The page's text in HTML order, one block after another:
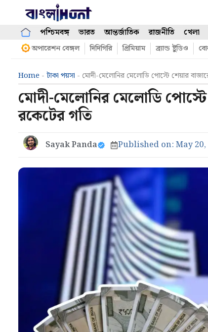
content
পশ্চিমবঙ্গ ভারত আন্তর্জাতিক রাজনীতি খেলা
অপারেশন বেঙ্গল দিদিগিরি প্রিমিয়াম ব্র্যান্ড ষ্টুডিও
Home - টাকা পয়সা - মোদী-মেলোনির মেলোডি পোস্টে শেয়ার
মোদী-মেলোনির মেলোডি
রকেটের গতি
Sayak Panda Published on: May 20,